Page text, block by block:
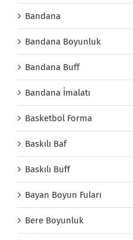
Bandana
Bandana Boyunluk
Bandana Buff
Bandana İmalatı
Basketbol Forma
Baskılı Baf
Baskılı Buff
Bayan Boyun Fuları
Bere Boyunluk